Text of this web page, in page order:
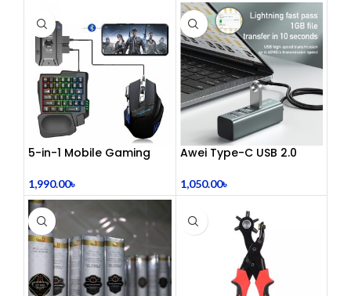
5-in-1 Mobile Gaming
1,990.00৳
Awei Type-C USB 2.0
1,050.00৳